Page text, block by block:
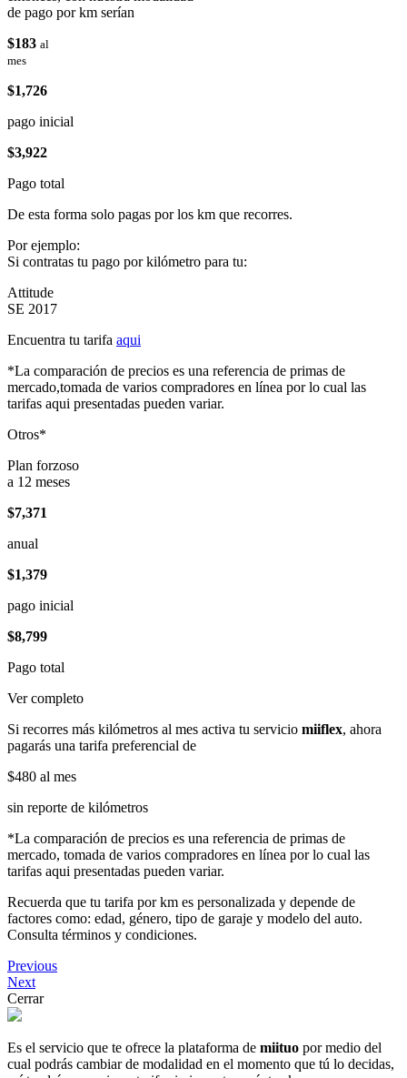
de pago por km serían
$183 al
mes
$1,726
pago inicial
$3,922
Pago total
De esta forma solo pagas por los km que recorres.
Por ejemplo:
Si contratas tu pago por kilómetro para tu:
Attitude
SE 2017
Encuentra tu tarifa aqui
*La comparación de precios es una referencia de primas de
mercado,tomada de varios compradores en línea por lo cual las
tarifas aqui presentadas pueden variar.
Otros*
Plan forzoso
a 12 meses
$7,371
anual
$1,379
pago inicial
$8,799
Pago total
Ver completo
Si recorres más kilómetros al mes activa tu servicio miiflex, ahora
pagarás una tarifa preferencial de
$480 al mes
sin reporte de kilómetros
*La comparación de precios es una referencia de primas de
mercado, tomada de varios compradores en línea por lo cual las
tarifas aqui presentadas pueden variar.
Recuerda que tu tarifa por km es personalizada y depende de
factores como: edad, género, tipo de garaje y modelo del auto.
Consulta términos y condiciones.
Previous
Next
Cerrar
Es el servicio que te ofrece la plataforma de miituo por medio del
cual podrás cambiar de modalidad en el momento que tú lo decidas,